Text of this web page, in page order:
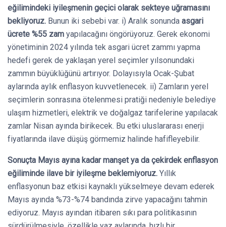
eğilimindeki iyileşmenin geçici olarak sekteye uğramasını
bekliyoruz. Bunun iki sebebi var. i) Aralık sonunda asgari
ücrete %55 zam yapılacağını öngörüyoruz. Gerek ekonomi
yönetiminin 2024 yılında tek asgari ücret zammı yapma
hedefi gerek de yaklaşan yerel seçimler yılsonundaki
zammın büyüklüğünü artırıyor. Dolayısıyla Ocak-Şubat
aylarında aylık enflasyon kuvvetlenecek. ii) Zamların yerel
seçimlerin sonrasına ötelenmesi pratiği nedeniyle belediye
ulaşım hizmetleri, elektrik ve doğalgaz tarifelerine yapılacak
zamlar Nisan ayında birikecek. Bu etki uluslararası enerji
fiyatlarında ilave düşüş görmemiz halinde hafifleyebilir.
Sonuçta Mayıs ayına kadar manşet ya da çekirdek enflasyon
eğiliminde ilave bir iyileşme beklemiyoruz. Yıllık
enflasyonun baz etkisi kaynaklı yükselmeye devam ederek
Mayıs ayında %73-%74 bandında zirve yapacağını tahmin
ediyoruz. Mayıs ayından itibaren sıkı para politikasının